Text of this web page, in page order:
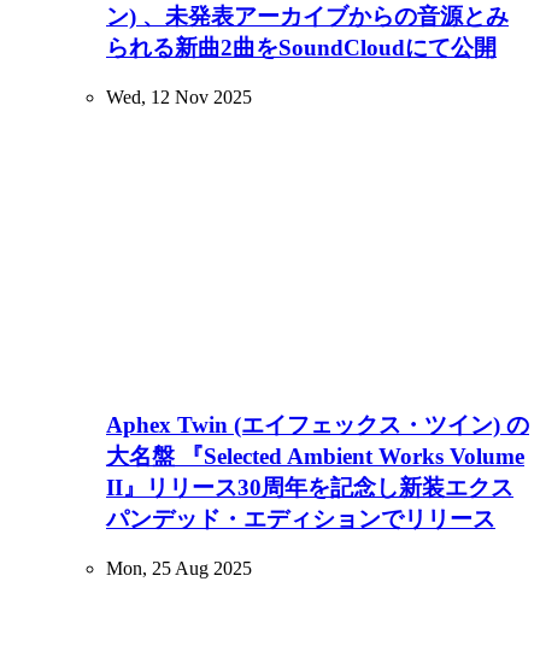
ン) 、未発表アーカイブからの音源とみ
られる新曲2曲をSoundCloudにて公開
Wed, 12 Nov 2025
Aphex Twin (エイフェックス・ツイン) の
大名盤 『Selected Ambient Works Volume
II』リリース30周年を記念し新装エクス
パンデッド・エディションでリリース
Mon, 25 Aug 2025